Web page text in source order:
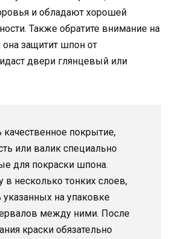
и обладают хорошей
Также обратите внимание на
защитит шпон от
двери глянцевый или
качественное покрытие,
или валик специально
для покраски шпона.
в несколько тонких слоев,
на упаковке
между ними. После
краски обязательно